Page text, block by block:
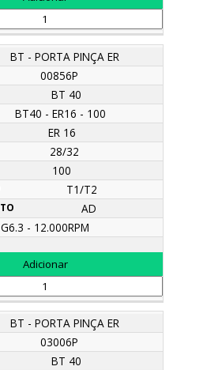
BT - PORTA PINÇA ER
00856P
BT 40
BT40 - ER16 - 100
ER 16
28/32
100
T1/T2
AD
G6.3 - 12.000RPM
BT - PORTA PINÇA ER
03006P
BT 40